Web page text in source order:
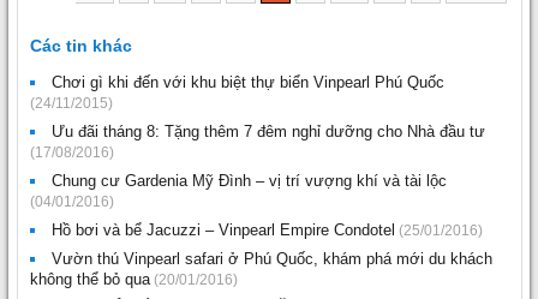
Các tin khác
Chơi gì khi đến với khu biệt thự biển Vinpearl Phú Quốc
(24/11/2015)
Ưu đãi tháng 8: Tặng thêm 7 đêm nghỉ dưỡng cho Nhà đầu tư
(17/08/2016)
Chung cư Gardenia Mỹ Đình – vị trí vượng khí và tài lộc
(04/01/2016)
Hồ bơi và bể Jacuzzi – Vinpearl Empire Condotel (25/01/2016)
Vườn thú Vinpearl safari ở Phú Quốc, khám phá mới du khách
không thể bỏ qua(20/01/2016)